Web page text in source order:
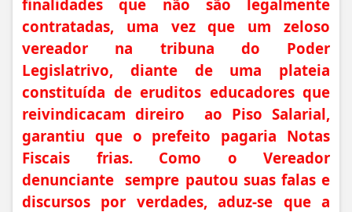
finalidades que não são legalmente
contratadas, uma vez que um zeloso
vereador na tribuna do Poder
Legislatrivo, diante de uma plateia
constituída de eruditos educadores que
reivindicacam direiro ao Piso Salarial,
garantiu que o prefeito pagaria Notas
Fiscais frias. Como o Vereador
denunciante sempre pautou suas falas e
discursos por verdades, aduz-se que a